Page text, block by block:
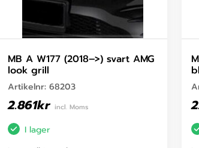
MB A W177 (2018–>) svart AMG
look grill
Artikelnr: 68203
2.861kr incl. Moms
I lager